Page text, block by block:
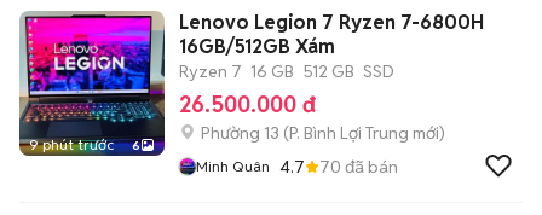
9 phút trước 6
Lenovo Legion 7 Ryzen 7-6800H
16GB/512GB Xám
Ryzen 7 16 GB 512 GB SSD
26.500.000 đ
Phường 13 (P. Bình Lợi Trung mới)
Minh Quân 4.7 70 đã bán